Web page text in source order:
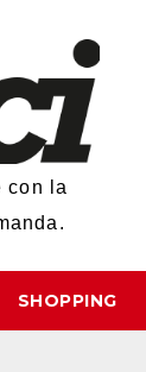
con la
SHOPPING